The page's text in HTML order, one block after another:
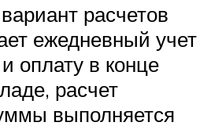
расчетов
ежедневный учет
оплату в конце
расчет
выполняется